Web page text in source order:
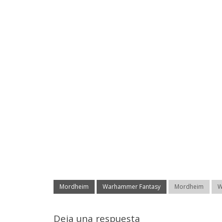
Mordheim Warhammer Fantasy Mordheim
Deja una respuesta